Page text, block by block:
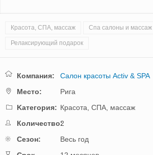
Красота, СПА, массаж Спа салоны и массаж
Релаксирующий подарок
Компания:
Салон красоты Activ & SPA
Mестo:
Рига
Kатегория: Красота, СПА, массаж
Количество:2
Cезон:
Весь год